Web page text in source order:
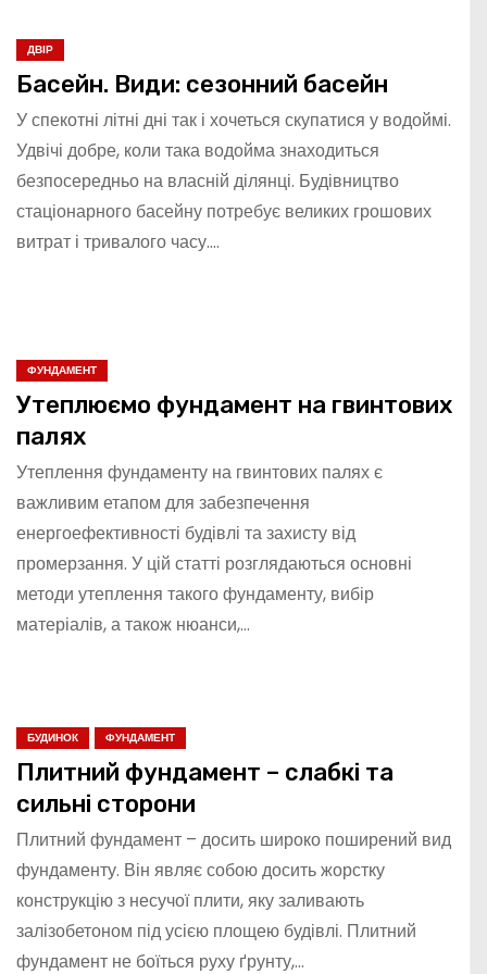
ДВІР
Басейн. Види: сезонний басейн
У спекотні літні дні так і хочеться скупатися у водоймі.
Удвічі добре, коли така водойма знаходиться
безпосередньо на власній ділянці. Будівництво
стаціонарного басейну потребує великих грошових
витрат і тривалого часу.…
ФУНДАМЕНТ
Утеплюємо фундамент на гвинтових
палях
Утеплення фундаменту на гвинтових палях є
важливим етапом для забезпечення
енергоефективності будівлі та захисту від
промерзання. У цій статті розглядаються основні
методи утеплення такого фундаменту, вибір
матеріалів, а також нюанси,…
БУДИНОК ФУНДАМЕНТ
Плитний фундамент – слабкі та
сильні сторони
Плитний фундамент – досить широко поширений вид
фундаменту. Він являє собою досить жорстку
конструкцію з несучої плити, яку заливають
залізобетоном під усією площею будівлі. Плитний
фундамент не боїться руху ґрунту,…